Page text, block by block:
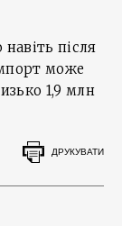
після
може
1,9 млн
ДРУКУВАТИ